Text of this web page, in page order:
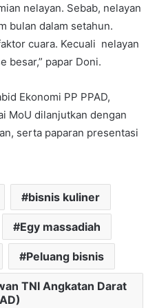
nelayan. Sebab, nelayan
bulan dalam setahun.
cuara. Kecuali nelayan
besar,” papar Doni.
Ekonomi PP PPAD,
MoU dilanjutkan dengan
serta paparan presentasi
bisnis kuliner
Egy massadiah
Peluang bisnis
TNI Angkatan Darat